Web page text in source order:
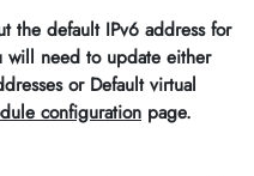
the default IPv6 address for
will need to update either
or Default virtual
configuration page.